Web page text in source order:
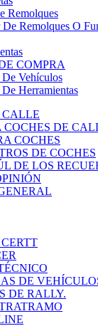
Remolques
Remolques O
COMPRA
Vehículos
Herramientas
CALLE
COCHES DE
COCHES
DE COCHES
DE LOS
DE
DE RALLY.